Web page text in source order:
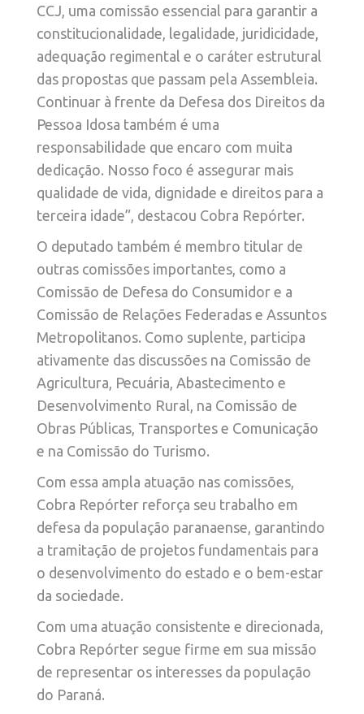
CCJ, uma comissão essencial para garantir a
constitucionalidade, legalidade, juridicidade,
adequação regimental e o caráter estrutural
das propostas que passam pela Assembleia.
Continuar à frente da Defesa dos Direitos da
Pessoa Idosa também é uma
responsabilidade que encaro com muita
dedicação. Nosso foco é assegurar mais
qualidade de vida, dignidade e direitos para a
terceira idade”, destacou Cobra Repórter.
O deputado também é membro titular de
outras comissões importantes, como a
Comissão de Defesa do Consumidor e a
Comissão de Relações Federadas e Assuntos
Metropolitanos. Como suplente, participa
ativamente das discussões na Comissão de
Agricultura, Pecuária, Abastecimento e
Desenvolvimento Rural, na Comissão de
Obras Públicas, Transportes e Comunicação
e na Comissão do Turismo.
Com essa ampla atuação nas comissões,
Cobra Repórter reforça seu trabalho em
defesa da população paranaense, garantindo
a tramitação de projetos fundamentais para
o desenvolvimento do estado e o bem-estar
da sociedade.
Com uma atuação consistente e direcionada,
Cobra Repórter segue firme em sua missão
de representar os interesses da população
do Paraná.